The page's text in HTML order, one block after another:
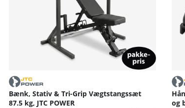
Bænk, Stativ & Tri-Grip Vægtstangssæt
87.5 kg, JTC POWER
og